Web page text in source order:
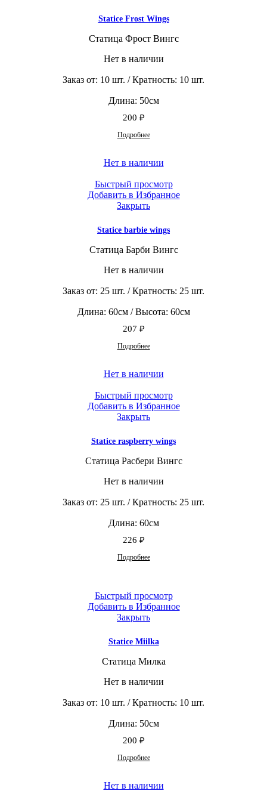
Statice Frost Wings
Статица Фрост Вингс
Нет в наличии
Заказ от: 10 шт. / Кратность: 10 шт.
Длина: 50см
200 ₽
Подробнее
Нет в наличии
Быстрый просмотр
Добавить в Избранное
Закрыть
Statice barbie wings
Статица Барби Вингс
Нет в наличии
Заказ от: 25 шт. / Кратность: 25 шт.
Длина: 60см / Высота: 60см
207 ₽
Подробнее
Нет в наличии
Быстрый просмотр
Добавить в Избранное
Закрыть
Statice raspberry wings
Статица Расбери Вингс
Нет в наличии
Заказ от: 25 шт. / Кратность: 25 шт.
Длина: 60см
226 ₽
Подробнее
Быстрый просмотр
Добавить в Избранное
Закрыть
Statice Miilka
Статица Милка
Нет в наличии
Заказ от: 10 шт. / Кратность: 10 шт.
Длина: 50см
200 ₽
Подробнее
Нет в наличии